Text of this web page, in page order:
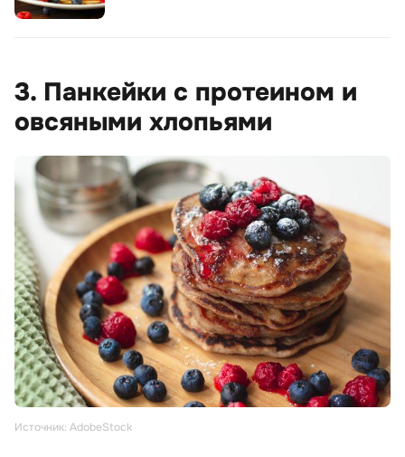
3. Панкейки с протеином и
овсяными хлопьями
Источник: AdobeStock